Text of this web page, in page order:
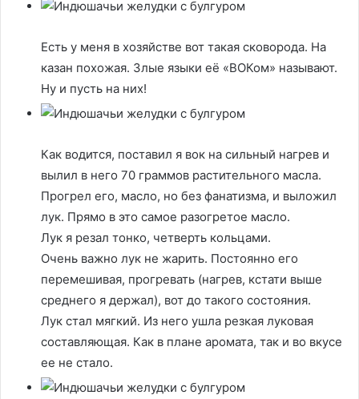
Есть у меня в хозяйстве вот такая сковорода. На
казан похожая. Злые языки её «ВОКом» называют.
Ну и пусть на них!
Как водится, поставил я вок на сильный нагрев и
вылил в него 70 граммов растительного масла.
Прогрел его, масло, но без фанатизма, и выложил
лук. Прямо в это самое разогретое масло.
Лук я резал тонко, четверть кольцами.
Очень важно лук не жарить. Постоянно его
перемешивая, прогревать (нагрев, кстати выше
среднего я держал), вот до такого состояния.
Лук стал мягкий. Из него ушла резкая луковая
составляющая. Как в плане аромата, так и во вкусе
ее не стало.